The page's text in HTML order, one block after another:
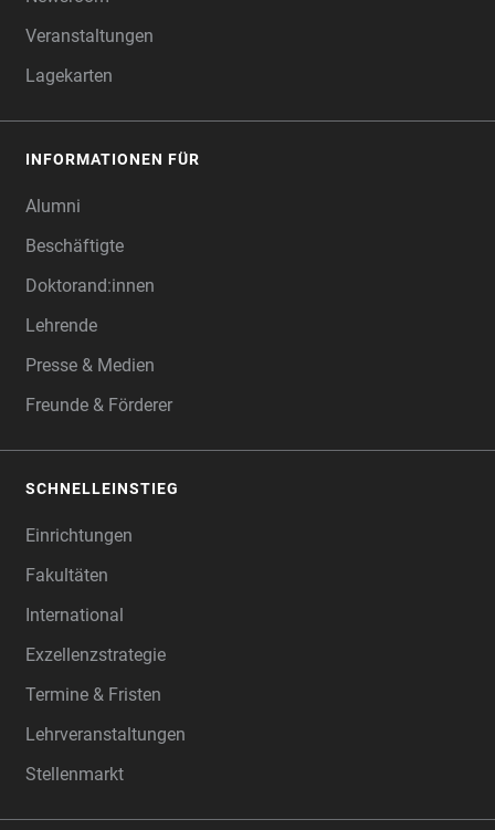
Veranstaltungen
Lagekarten
INFORMATIONEN FÜR
Alumni
Beschäftigte
Doktorand:innen
Lehrende
Presse & Medien
Freunde & Förderer
SCHNELLEINSTIEG
Einrichtungen
Fakultäten
International
Exzellenzstrategie
Termine & Fristen
Lehrveranstaltungen
Stellenmarkt